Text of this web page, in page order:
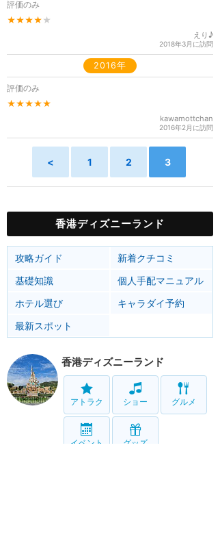
評価のみ
★★★★ ★
えり♪
2018年3月に訪問
2016年
評価のみ
★★★★★
kawamottchan
2016年2月に訪問
< 1 2 3
香港ディズニーランド
攻略ガイド
新着クチコミ
基礎知識
個人手配マニュアル
ホテル選び
キャラダイ予約
最新スポット
香港ディズニーランド
アトラク ショー グルメ
イベント グッズ